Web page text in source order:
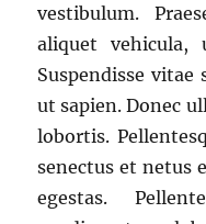
vestibulum.
aliquet vehicula,
Suspendisse
ut sapien. Donec
lobortis.
senectus et netus
egestas.